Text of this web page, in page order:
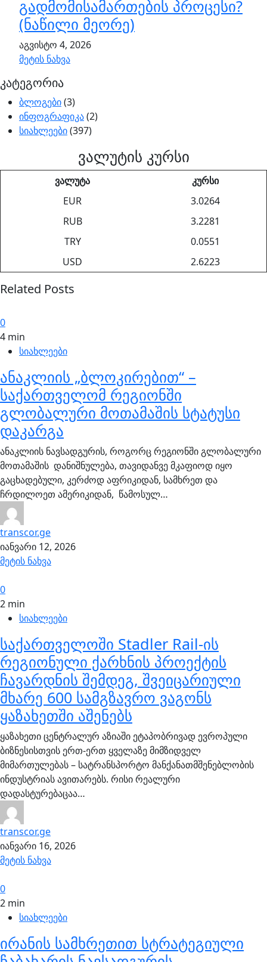
გადმომისამართების პროცესი?
(ნაწილი მეორე)
აგვისტო 4, 2026
მეტის ნახვა
კატეგორია
ბლოგები(3)
ინფოგრაფიკა(2)
სიახლეები(397)
ვალუტის კურსი
ვალუტა
კურსი
EUR
3.0264
RUB
3.2281
TRY
0.0551
USD
2.6223
Related Posts
0
4 min
სიახლეები
ანაკლიის „ბლოკირებით“ –
საქართველომ რეგიონში
გლობალური მოთამაშის სტატუსი
დაკარგა
ანაკლიის ნავსადგურის, როგორც რეგიონში გლობალური
მოთამაშის დანიშნულება, თავიდანვე მკაფიოდ იყო
გაცხადებული, კერძოდ აფრიკიდან, სამხრეთ და
ჩრდილოეთ ამერიკიდან, წამოსულ…
transcor.ge
იანვარი 12, 2026
მეტის ნახვა
0
2 min
სიახლეები
საქართველოში Stadler Rail-ის
რეგიონული ქარხნის პროექტის
ჩავარდნის შემდეგ, შვეიცარიული
მხარე 600 სამგზავრო ვაგონს
ყაზახეთში აშენებს
ყაზახეთი ცენტრალურ აზიაში ეტაპობრივად ევროპული
ბიზნესისთვის ერთ-ერთ ყველაზე მიმზიდველ
მიმართულებას – სატრანსპორტო მანქანათმშენებლობის
ინდუსტრიას ავითარებს. რისი რეალური
დადასტურებაცაა…
transcor.ge
იანვარი 16, 2026
მეტის ნახვა
0
2 min
სიახლეები
ირანის სამხრეთით სტრატეგიული